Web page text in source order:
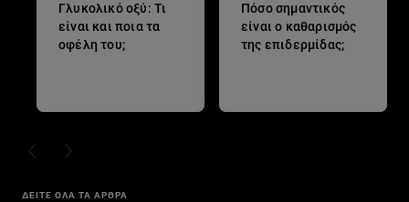
Γλυκολικό οξύ: Τι
είναι και ποια τα
οφέλη του;
Πόσο σημαντικός
είναι ο καθαρισμός
της επιδερμίδας;
PREVIOUS CARD
NEXT CARD
ΔΕΙΤΕ ΟΛΑ ΤΑ ΑΡΘΡΑ